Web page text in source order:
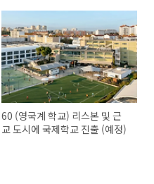
60 (영국계 학교) 리스본 및 근
교 도시에 국제학교 진출 (예정)